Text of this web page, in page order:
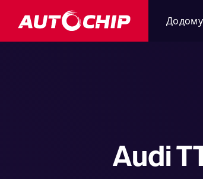
Додому
Audi